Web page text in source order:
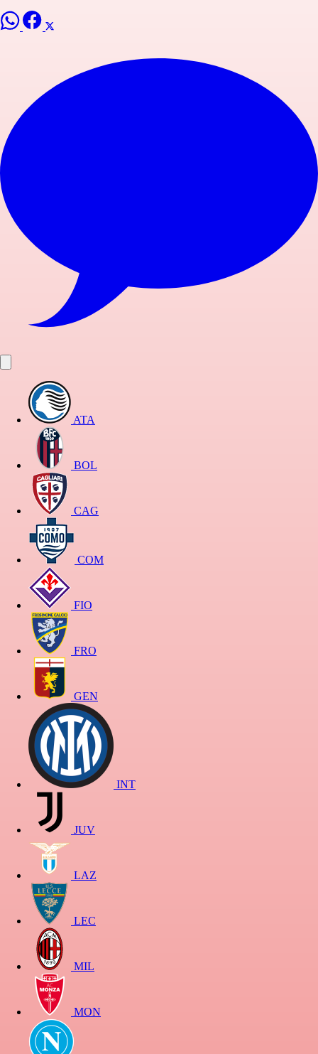
ATA
BOL
CAG
COM
FIO
FRO
GEN
INT
JUV
LAZ
LEC
MIL
MON